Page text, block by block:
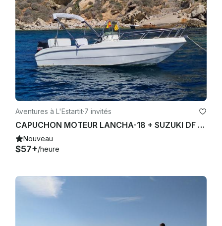
Aventures à L'Estartit·7 invités
CAPUCHON MOTEUR LANCHA-18 + SUZUKI DF 90
Nouveau
$57+/heure